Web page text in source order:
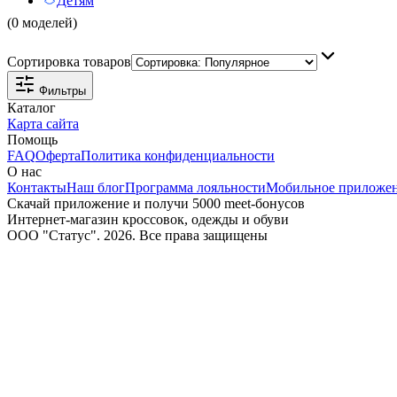
(0 моделей)
Сортировка товаров
Фильтры
Каталог
Карта сайта
Помощь
FAQОфертаПолитика конфиденциальности
О нас
КонтактыНаш блогПрограмма лояльностиМобильное
Скачай приложение и получи 5000 meet-бонусов
Интернет-магазин кроссовок, одежды и обуви
ООО "Статус". 2026. Все права защищены